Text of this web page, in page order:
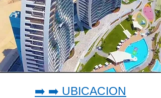
➡️ ➡️ UBICACION